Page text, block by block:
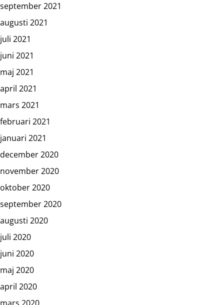
september 2021
augusti 2021
juli 2021
juni 2021
maj 2021
april 2021
mars 2021
februari 2021
januari 2021
december 2020
november 2020
oktober 2020
september 2020
augusti 2020
juli 2020
juni 2020
maj 2020
april 2020